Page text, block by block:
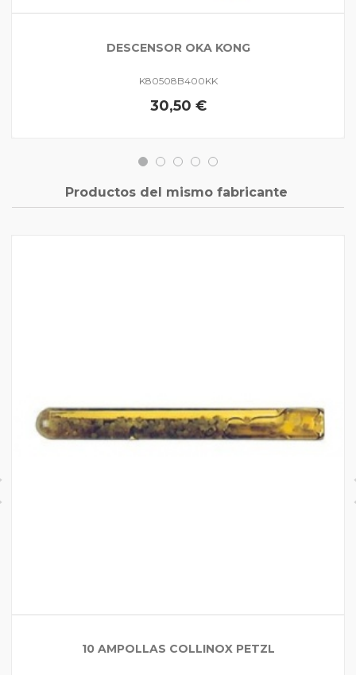
DESCENSOR OKA KONG
K80508B400KK
30,50 €
Productos del mismo fabricante
10 AMPOLLAS COLLINOX PETZL